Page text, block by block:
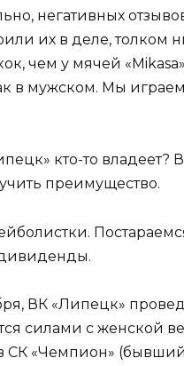
негативных
их в деле, толком
чем у мячей
в мужском. Мы
кто-то владеет?
преимущество.
ВК «Липецк»
силами с женской
СК «Чемпион»